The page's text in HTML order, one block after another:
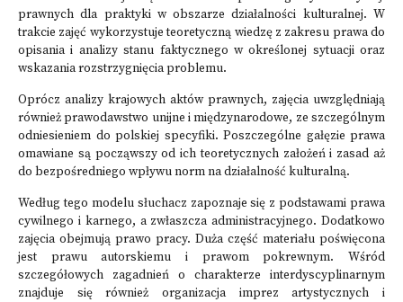
prawnych dla praktyki w obszarze działalności kulturalnej. W
trakcie zajęć wykorzystuje teoretyczną wiedzę z zakresu prawa do
opisania i analizy stanu faktycznego w określonej sytuacji oraz
wskazania rozstrzygnięcia problemu.
Oprócz analizy krajowych aktów prawnych, zajęcia uwzględniają
również prawodawstwo unijne i międzynarodowe, ze szczególnym
odniesieniem do polskiej specyfiki. Poszczególne gałęzie prawa
omawiane są począwszy od ich teoretycznych założeń i zasad aż
do bezpośredniego wpływu norm na działalność kulturalną.
Według tego modelu słuchacz zapoznaje się z podstawami prawa
cywilnego i karnego, a zwłaszcza administracyjnego. Dodatkowo
zajęcia obejmują prawo pracy. Duża część materiału poświęcona
jest prawu autorskiemu i prawom pokrewnym. Wśród
szczegółowych zagadnień o charakterze interdyscyplinarnym
znajduje się również organizacja imprez artystycznych i